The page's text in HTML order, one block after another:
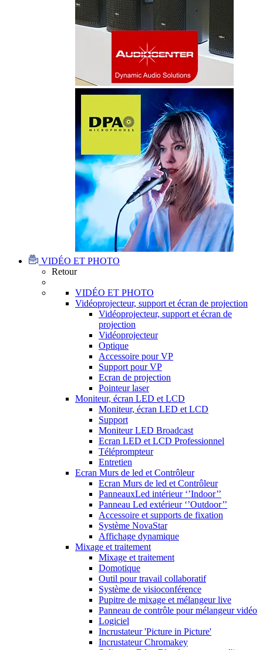
VIDÉO ET PHOTO
Retour
VIDÉO ET PHOTO
Vidéoprojecteur, support et écran de projection
Vidéoprojecteur, support et écran de
projection
Vidéoprojecteur
Optique
Accessoire pour VP
Support pour VP
Ecran de projection
Pointeur laser
Moniteur, écran LED et LCD
Moniteur, écran LED et LCD
Support
Moniteur LED Broadcast
Ecran LED et LCD Professionnel
Téléprompteur
Entretien
Ecran Murs de led et Contrôleur
Ecran Murs de led et Contrôleur
PanneauxLed intérieur ‘’Indoor’’
Panneau Led extérieur ‘’Outdoor’’
Accessoire et supports de fixation
Système NovaStar
Affichage dynamique
Mixage et traitement
Mixage et traitement
Domotique
Outil pour travail collaboratif
Système de visioconférence
Pupitre de mixage et mélangeur live
Panneau de contrôle pour mélangeur vidéo
Logiciel
Incrustateur 'Picture in Picture'
Incrustateur Chromakey